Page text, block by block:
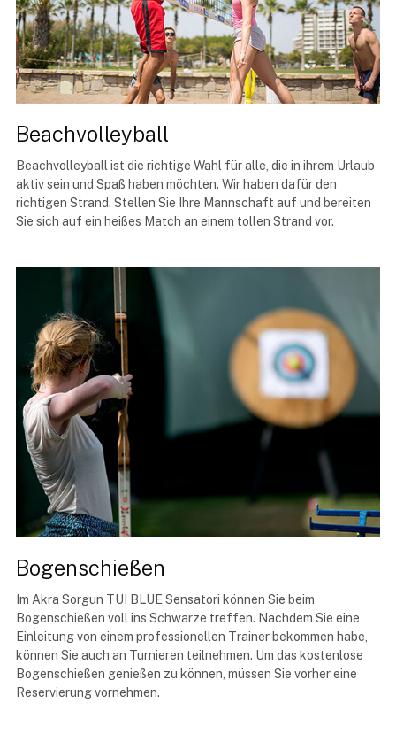
Beachvolleyball
Beachvolleyball ist die richtige Wahl für alle, die in ihrem Urlaub
aktiv sein und Spaß haben möchten. Wir haben dafür den
richtigen Strand. Stellen Sie Ihre Mannschaft auf und bereiten
Sie sich auf ein heißes Match an einem tollen Strand vor.
Bogenschießen
Im Akra Sorgun TUI BLUE Sensatori können Sie beim
Bogenschießen voll ins Schwarze treffen. Nachdem Sie eine
Einleitung von einem professionellen Trainer bekommen habe,
können Sie auch an Turnieren teilnehmen. Um das kostenlose
Bogenschießen genießen zu können, müssen Sie vorher eine
Reservierung vornehmen.